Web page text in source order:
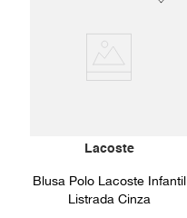
Lacoste
Blusa Polo Lacoste Infantil
Listrada Cinza